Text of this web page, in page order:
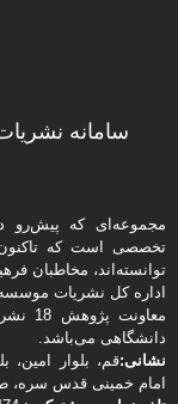
سامانه
مجموعه‌ای که پیش‌رو
تخصصی است که
توانسته‌اند، مخاطبان
اداره كل نشریات
دانشگاهی می‌باشد.
نشانی:قم، بلوار
امام خمینی قدس سره،